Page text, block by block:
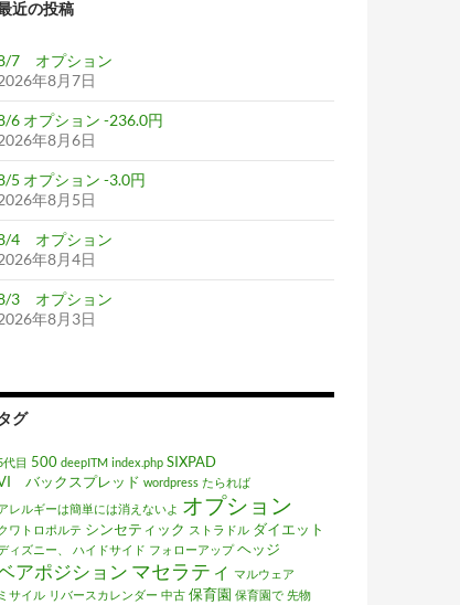
近の投稿
7 オプション
年8月7日
6 オプション -236.0円
年8月6日
5 オプション -3.0円
年8月5日
4 オプション
年8月4日
3 オプション
年8月3日
グ
代目 500 deepITM index.php SIXPAD
バックスプレッド wordpress たられば
レルギーは簡単には消えないよ オプション
ワトロポルテ シンセティック ストラドル ダイエット
ィズニー、 ハイドサイド フォローアップ ヘッジ
アポジション マセラティ マルウェア
ミサイル リバースカレンダー 中古 保育園 保育園で 先物